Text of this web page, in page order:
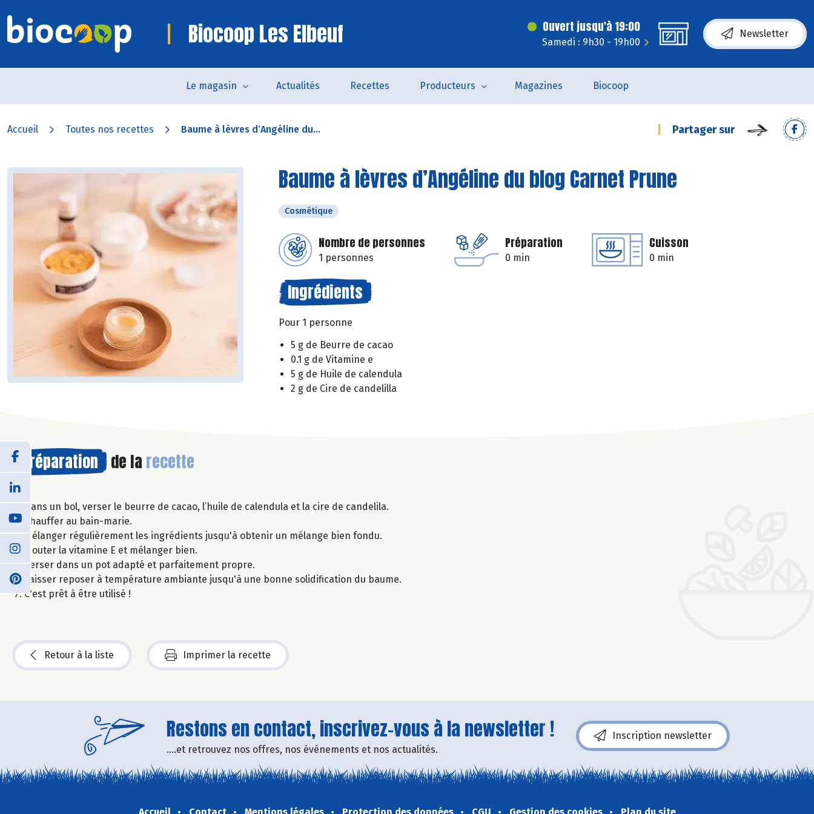
Biocoop Les Elbeuf Ouvert jusqu'à 19:00
Samedi : 9h30 - 19h00
Newsletter
Le magasin Actualités Recettes Producteurs Magazines Biocoop
Accueil Toutes nos recettes Baume à lèvres d’Angéline du... Partager sur
Baume à lèvres d’Angéline du blog Carnet Prune
Cosmétique
Nombre de personnes
1 personnes
Préparation
0 min
Cuisson
0 min
Ingrédients
Pour 1 personne
5 g de Beurre de cacao
0.1 g de Vitamine e
5 g de Huile de calendula
2 g de Cire de candelilla
Préparation de la recette
Dans un bol, verser le beurre de cacao, l’huile de calendula et la cire de candelila.
Chauffer au bain-marie.
Mélanger régulièrement les ingrédients jusqu'à obtenir un mélange bien fondu.
Ajouter la vitamine E et mélanger bien.
Verser dans un pot adapté et parfaitement propre.
Laisser reposer à température ambiante jusqu'à une bonne solidification du baume.
C'est prêt à être utilisé !
Retour à la liste Imprimer la recette
Restons en contact, inscrivez-vous à la newsletter !
....et retrouvez nos offres, nos événements et nos actualités.
Inscription newsletter